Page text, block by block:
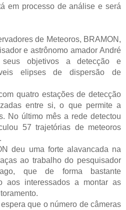
em processo de análise e será
de Meteoros, BRAMON,
e astrônomo amador André
objetivos a detecção e
elipses de dispersão de
quatro estações de detecção
entre si, o que permite a
No último mês a rede detectou
57 trajetórias de meteoros
deu uma forte alavancada na
ao trabalho do pesquisador
que de forma bastante
aos interessados a montar as
que o número de câmeras